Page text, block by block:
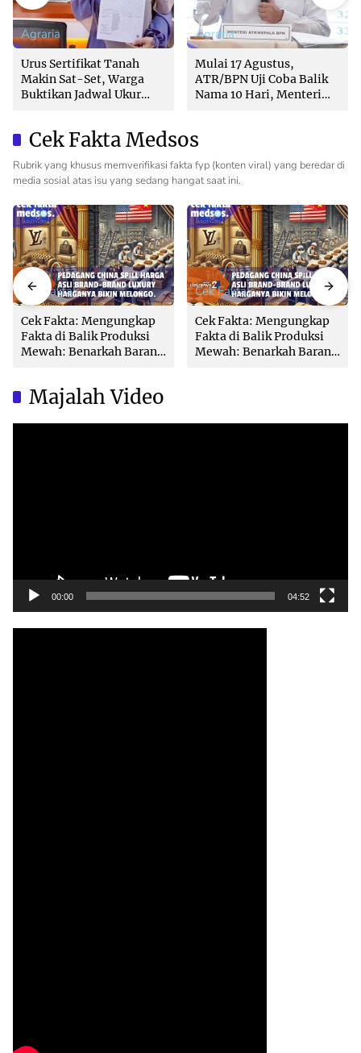
Agraria
Urus Sertifikat Tanah
Makin Sat-Set, Warga
Buktikan Jadwal Ukur
Agraria
Mulai 17 Agustus,
ATR/BPN Uji Coba Balik
Nama 10 Hari, Menteri
Cek Fakta Medsos
Rubrik yang khusus memverifikasi fakta fyp (konten viral) yang beredar di
media sosial atas isu yang sedang hangat saat ini.
Cek Fakta
Cek Fakta: Mengungkap
Fakta di Balik Produksi
Mewah: Benarkah Barang
Cek Fakta
Cek Fakta: Mengungkap
Fakta di Balik Produksi
Mewah: Benarkah Barang
Majalah Video
00:00 04:52